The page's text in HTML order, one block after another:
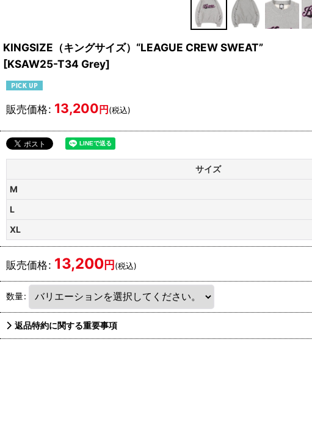
KINGSIZE（キングサイズ）“LEAGUE CREW SWEAT”
[KSAW25-T34 Grey]
販売価格: 13,200 円 (税込)
サイズ
M
L
XL
販売価格: 13,200円(税込)
数量:
返品特約に関する重要事項